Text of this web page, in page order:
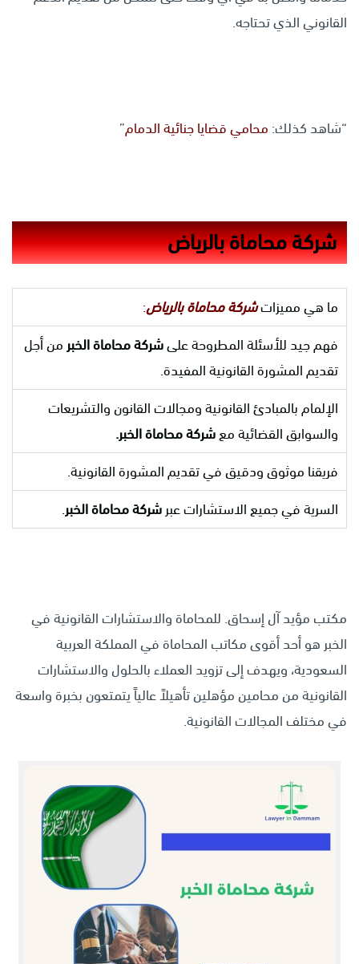
القانوني الذي تحتاجه.
“شاهد كذلك: محامي قضايا جنائية الدمام”
شركة محاماة بالرياض
ما هي مميزاتشركة محاماة بالرياض:
فهم جيد للأسئلة المطروحة علىشركة محاماة الخبر من أجل
تقديم المشورة القانونية المفيدة.
الإلمام بالمبادئ القانونية ومجالات القانون والتشريعات
والسوابق القضائية معشركة محاماة الخبر.
فريقنا موثوق ودقيق في تقديم المشورة القانونية.
السرية في جميع الاستشارات عبر شركة محاماة الخبر.
مكتب مؤيد آل إسحاق. للمحاماة والاستشارات القانونية في
الخبر هو أحد أقوى مكاتب المحاماة في المملكة العربية
السعودية، ويهدف إلى تزويد العملاء بالحلول والاستشارات
القانونية من محامين مؤهلين تأهيلاً عالياً يتمتعون بخبرة واسعة
في مختلف المجالات القانونية.